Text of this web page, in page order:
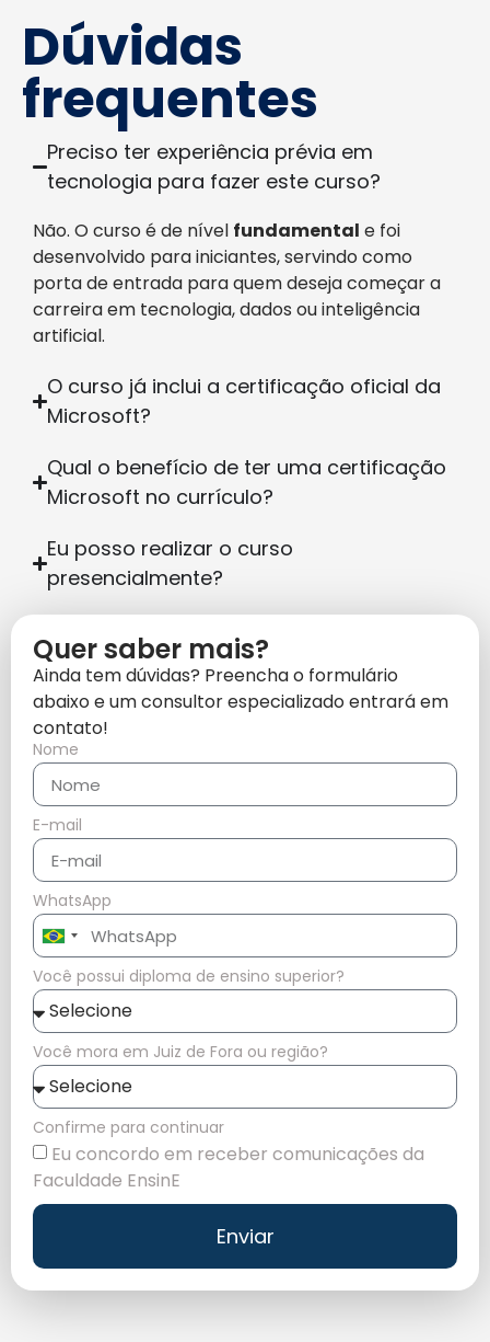
Dúvidas
frequentes
Preciso ter experiência prévia em
tecnologia para fazer este curso?
Não. O curso é de nível fundamental e foi
desenvolvido para iniciantes, servindo como
porta de entrada para quem deseja começar a
carreira em tecnologia, dados ou inteligência
artificial.
O curso já inclui a certificação oficial da
Microsoft?
Qual o benefício de ter uma certificação
Microsoft no currículo?
Eu posso realizar o curso
presencialmente?
Quer saber mais?
Ainda tem dúvidas? Preencha o formulário
abaixo e um consultor especializado entrará em
contato!
Nome
E-mail
WhatsApp
Brazil
+55
Você possui diploma de ensino superior?
Você mora em Juiz de Fora ou região?
Confirme para continuar
Eu concordo em receber comunicações da
Faculdade EnsinE
Enviar